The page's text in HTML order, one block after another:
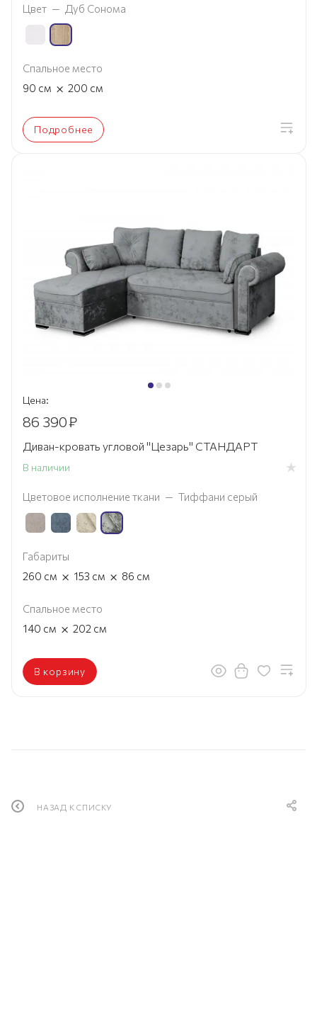
Цвет — Дуб Сонома
Спальное место
90 см × 200 см
Подробнее
Цена:
86 390₽
Диван-кровать угловой "Цезарь" СТАНДАРТ
В наличии
Цветовое исполнение ткани — Тиффани серый
Габариты
260 см × 153 см × 86 см
Спальное место
140 см × 202 см
В корзину
НАЗАД К СПИСКУ